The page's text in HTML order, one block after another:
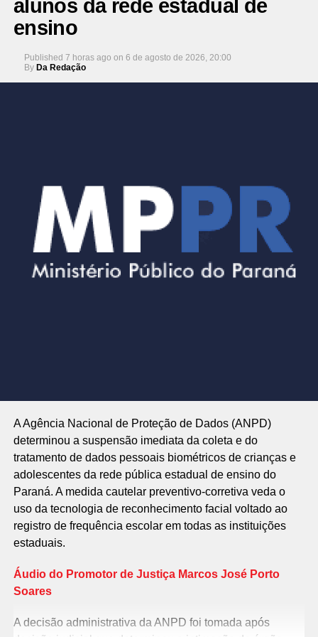
alunos da rede estadual de
ensino
Published 7 horas ago on 6 de agosto de 2026, 20:00
By Da Redação
A Agência Nacional de Proteção de Dados (ANPD)
determinou a suspensão imediata da coleta e do
tratamento de dados pessoais biométricos de crianças e
adolescentes da rede pública estadual de ensino do
Paraná. A medida cautelar preventivo-corretiva veda o
uso da tecnologia de reconhecimento facial voltado ao
registro de frequência escolar em todas as instituições
estaduais.
Áudio do Promotor de Justiça Marcos José Porto
Soares
A decisão administrativa da ANPD foi tomada após